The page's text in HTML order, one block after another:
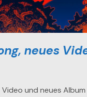
neues
und neues